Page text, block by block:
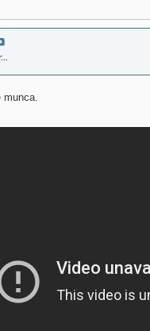
munca.